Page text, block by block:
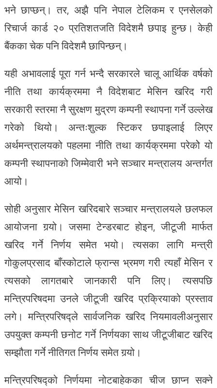
भने छाप्छन्। तर, अझै पनि नेपाल टेलिकम र एनसेलको
रिचार्ज कार्ड २० प्रतिशतजति विदेशमै छपाइ हुन्छ। केही
बैंकका चेक पनि विदेशमै छापिन्छन्।
यही अभावलाई पूरा गर्न भन्दै सरकारले चालू आर्थिक वर्षको
नीति तथा कार्यक्रममा नै विदेशबाट मेसिन खरिद गरी
सरकारी स्तरमा नै सुरक्षण मुद्रण कम्पनी स्थापना गर्ने उल्लेख
गरेको थियो। अन्तःशुल्क स्टिकर छपाइलाई लिएर
अर्थमन्त्रालयको पहलमा नीति तथा कार्यक्रममा परेकोे यो
कम्पनी स्थापनाको जिम्मेवारी भने सञ्चार मन्त्रालय अन्तर्गत
आयो।
सोही अनुसार मेसिन खरिदबारे सञ्चार मन्त्रालयले छलफल
आयोजना गर्‍यो। जसमा टेन्डरबाट होइन, जीटूजी मार्फत
खरिद गर्ने निर्णय समेत भयो। त्यसका लागि मन्त्री
गोकुलप्रसाद बाँस्कोटाले फ्रान्स भ्रमण गरी त्यहाँ मेसिन र
त्यसको लागतबारे जानकारी पनि लिए। त्यसपछि
मन्त्रिपरिषदमा उनले जीटूजी खरिद प्रक्रियाको प्रस्ताव
लगे। मन्त्रिपरिषद्ले सार्वजनिक खरिद नियमावलीअनुसार
उपयुक्त कम्पनी छनोट गर्ने निर्णयका साथ जीटूजीबाट खरिद
सम्झौता गर्ने नीतिगत निर्णय समेत गर्‍यो।
मन्त्रिपरिषद्को निर्णयमा नोटबाहेकका चीज छाप्न सक्ने